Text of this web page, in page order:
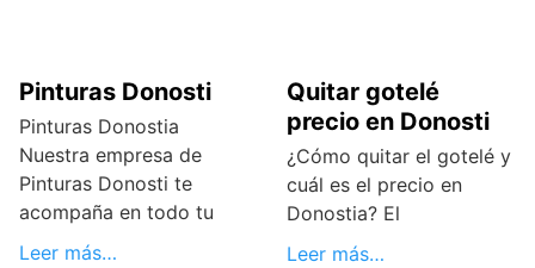
Pinturas Donosti
Pinturas Donostia
Nuestra empresa de
Pinturas Donosti te
acompaña en todo tu
Leer más…
Quitar gotelé
precio en Donosti
¿Cómo quitar el gotelé y
cuál es el precio en
Donostia? El
Leer más…